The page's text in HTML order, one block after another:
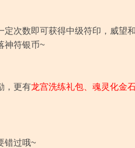
定次数即可获得中级符印，威望
神符银币~
，更有龙宫洗练礼包、魂灵化金
错过哦~